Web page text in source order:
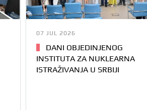
07 JUL 2026
DANI OBJEDINJENOG
INSTITUTA ZA NUKLEARNA
ISTRAŽIVANJA U SRBIJI